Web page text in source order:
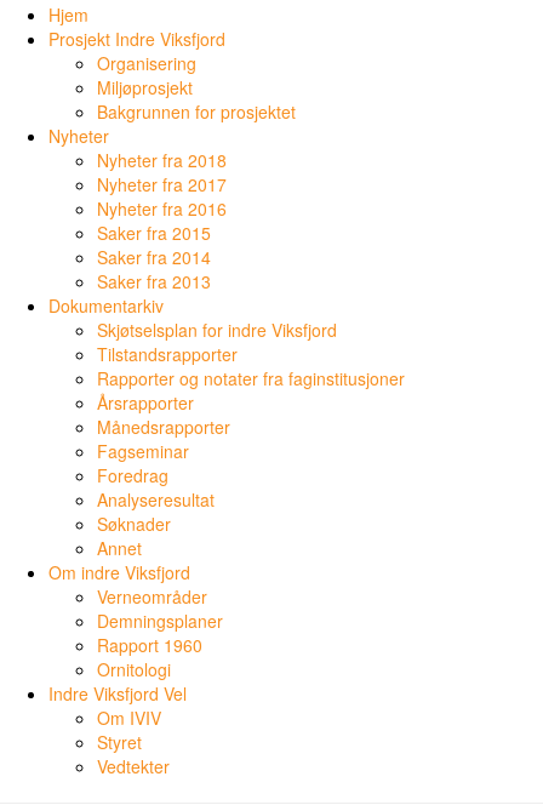
Hjem
Prosjekt Indre Viksfjord
Organisering
Miljøprosjekt
Bakgrunnen for prosjektet
Nyheter
Nyheter fra 2018
Nyheter fra 2017
Nyheter fra 2016
Saker fra 2015
Saker fra 2014
Saker fra 2013
Dokumentarkiv
Skjøtselsplan for indre Viksfjord
Tilstandsrapporter
Rapporter og notater fra faginstitusjoner
Årsrapporter
Månedsrapporter
Fagseminar
Foredrag
Analyseresultat
Søknader
Annet
Om indre Viksfjord
Verneområder
Demningsplaner
Rapport 1960
Ornitologi
Indre Viksfjord Vel
Om IVIV
Styret
Vedtekter